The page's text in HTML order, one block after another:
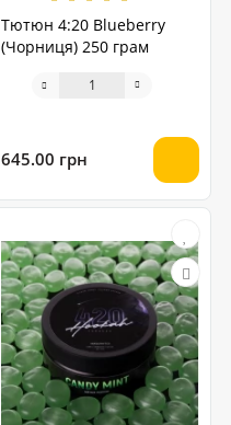
Тютюн 4:20 Blueberry
(Чорниця) 250 грам
645.00 грн